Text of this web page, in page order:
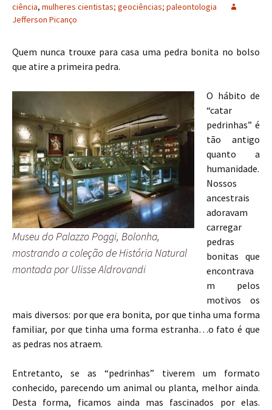
ciência, mulheres cientistas; geociências; paleontologia
Jefferson Picanço
Quem nunca trouxe para casa uma pedra bonita no bolso
que atire a primeira pedra.
Museu do Palazzo Poggi, Bolonha,
mostrando a coleção de História Natural
montada por Ulisse Aldrovandi
O hábito de
“catar
pedrinhas” é
tão antigo
quanto a
humanidade.
Nossos
ancestrais
adoravam
carregar
pedras
bonitas que
encontrava
m pelos
motivos os
mais diversos: por que era bonita, por que tinha uma forma
familiar, por que tinha uma forma estranha…o fato é que
as pedras nos atraem.
Entretanto, se as “pedrinhas” tiverem um formato
conhecido, parecendo um animal ou planta, melhor ainda.
Desta forma, ficamos ainda mas fascinados por elas.